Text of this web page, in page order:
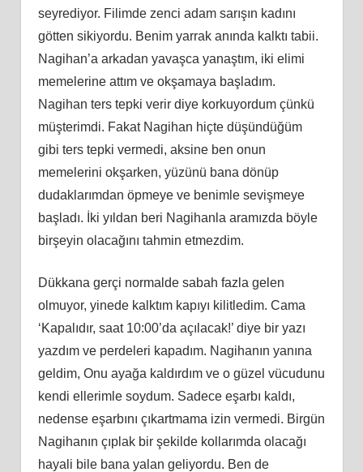
seyrediyor. Filimde zenci adam sarışın kadını
götten sikiyordu. Benim yarrak anında kalktı tabii.
Nagihan’a arkadan yavaşca yanaştım, iki elimi
memelerine attım ve okşamaya başladım.
Nagihan ters tepki verir diye korkuyordum çünkü
müşterimdi. Fakat Nagihan hiçte düşündüğüm
gibi ters tepki vermedi, aksine ben onun
memelerini okşarken, yüzünü bana dönüp
dudaklarımdan öpmeye ve benimle sevişmeye
başladı. İki yıldan beri Nagihanla aramızda böyle
birşeyin olacağını tahmin etmezdim.
Dükkana gerçi normalde sabah fazla gelen
olmuyor, yinede kalktım kapıyı kilitledim. Cama
‘Kapalıdır, saat 10:00’da açılacak!’ diye bir yazı
yazdım ve perdeleri kapadım. Nagihanın yanına
geldim, Onu ayağa kaldırdım ve o güzel vücudunu
kendi ellerimle soydum. Sadece eşarbı kaldı,
nedense eşarbını çıkartmama izin vermedi. Birgün
Nagihanın çıplak bir şekilde kollarımda olacağı
hayali bile bana yalan geliyordu. Ben de